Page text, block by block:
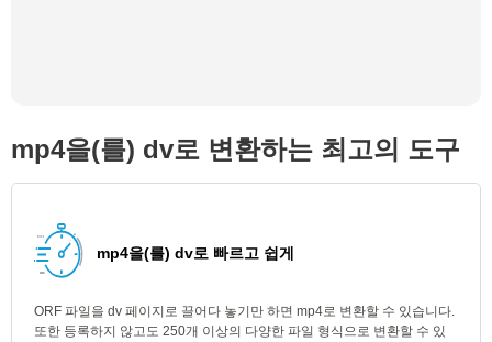
mp4을(를) dv로 변환하는 최고의 도구
mp4을(를) dv로 빠르고 쉽게
ORF 파일을 dv 페이지로 끌어다 놓기만 하면 mp4로 변환할 수 있습니다.
또한 등록하지 않고도 250개 이상의 다양한 파일 형식으로 변환할 수 있